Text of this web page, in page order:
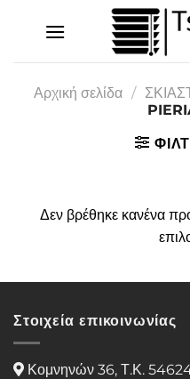
Αρχική σελίδα /
Δεν βρέθηκε κανένα
Στοιχεία επικοινωνίας
Κομνηνών 36, Τ.Κ.